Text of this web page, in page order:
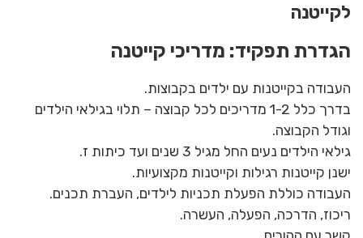
לקייטנה
הגדרת תפקיד: מדריכי קייטנה
העבודה בקייטנות עם ילדים בקבוצות.
בדרך כלל 1-2 מדריכים לכל קבוצה – תלוי בגילאי הילדים
וגודל הקבוצה.
גילאי הילדים נעים החל מגיל 3 שנים ועד כיתות ז.
ישנן קייטנות רגילות וקייטנות מקצועיות.
העבודה כוללת הפעלת תכניות לילדים, העברת תכנים.
ריכוז, הדרכה, הפעלה, העשרה.